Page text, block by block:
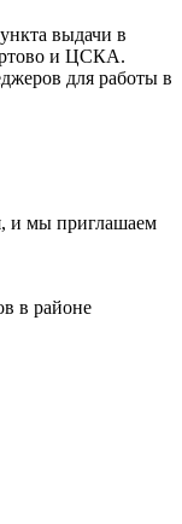
выдачи в
и ЦСКА.
для работы в
и мы приглашаем
в районе